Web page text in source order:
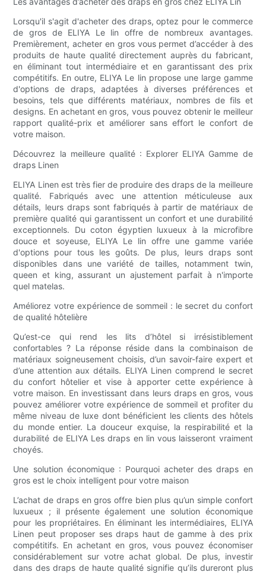
Lorsqu'il s'agit d'acheter des draps, optez pour le commerce
de gros de ELIYA Le lin offre de nombreux avantages.
Premièrement, acheter en gros vous permet d’accéder à des
produits de haute qualité directement auprès du fabricant,
en éliminant tout intermédiaire et en garantissant des prix
compétitifs. En outre, ELIYA Le lin propose une large gamme
d'options de draps, adaptées à diverses préférences et
besoins, tels que différents matériaux, nombres de fils et
designs. En achetant en gros, vous pouvez obtenir le meilleur
rapport qualité-prix et améliorer sans effort le confort de
votre maison.
Découvrez la meilleure qualité : Explorer ELIYA Gamme de
draps Linen
ELIYA Linen est très fier de produire des draps de la meilleure
qualité. Fabriqués avec une attention méticuleuse aux
détails, leurs draps sont fabriqués à partir de matériaux de
première qualité qui garantissent un confort et une durabilité
exceptionnels. Du coton égyptien luxueux à la microfibre
douce et soyeuse, ELIYA Le lin offre une gamme variée
d'options pour tous les goûts. De plus, leurs draps sont
disponibles dans une variété de tailles, notamment twin,
queen et king, assurant un ajustement parfait à n'importe
quel matelas.
Améliorez votre expérience de sommeil : le secret du confort
de qualité hôtelière
Qu’est-ce qui rend les lits d’hôtel si irrésistiblement
confortables ? La réponse réside dans la combinaison de
matériaux soigneusement choisis, d’un savoir-faire expert et
d’une attention aux détails. ELIYA Linen comprend le secret
du confort hôtelier et vise à apporter cette expérience à
votre maison. En investissant dans leurs draps en gros, vous
pouvez améliorer votre expérience de sommeil et profiter du
même niveau de luxe dont bénéficient les clients des hôtels
du monde entier. La douceur exquise, la respirabilité et la
durabilité de ELIYA Les draps en lin vous laisseront vraiment
choyés.
Une solution économique : Pourquoi acheter des draps en
gros est le choix intelligent pour votre maison
L’achat de draps en gros offre bien plus qu’un simple confort
luxueux ; il présente également une solution économique
pour les propriétaires. En éliminant les intermédiaires, ELIYA
Linen peut proposer ses draps haut de gamme à des prix
compétitifs. En achetant en gros, vous pouvez économiser
considérablement sur votre achat global. De plus, investir
dans des draps de haute qualité signifie qu’ils dureront plus